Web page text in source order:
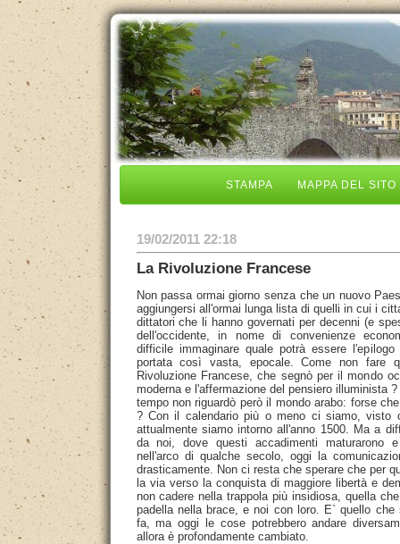
STAMPA MAPPA DEL SITO
19/02/2011 22:18
La Rivoluzione Francese
Non passa ormai giorno senza che un nuovo
aggiungersi all'ormai lunga lista di quelli in cui i
dittatori che li hanno governati per decenni (e
dell'occidente, in nome di convenienze
difficile immaginare quale potrà essere
portata così vasta, epocale. Come non fare
Rivoluzione Francese, che segnò per il mondo
moderna e l'affermazione del pensiero illuminista
tempo non riguardò però il mondo arabo: forse
? Con il calendario più o meno ci siamo, visto
attualmente siamo intorno all'anno 1500. Ma a
da noi, dove questi accadimenti maturarono
nell'arco di qualche secolo, oggi la
drasticamente. Non ci resta che sperare che per
la via verso la conquista di maggiore libertà e
non cadere nella trappola più insidiosa, quella
padella nella brace, e noi con loro. E` quello che
fa, ma oggi le cose potrebbero andare
allora è profondamente cambiato.